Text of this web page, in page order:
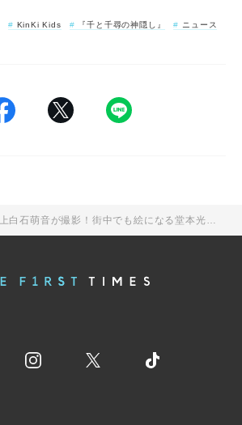
KinKi Kids 『千と千尋の神隠し』 ニュース
上白石萌音が撮影！街中でも絵になる堂本光一の微笑みの貴公子ショット公開